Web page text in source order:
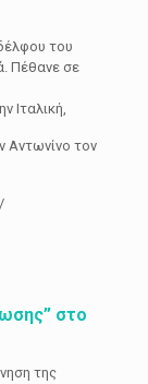
του
Πέθανε σε
Ιταλική,
Αντωνίνο τον
στο
της